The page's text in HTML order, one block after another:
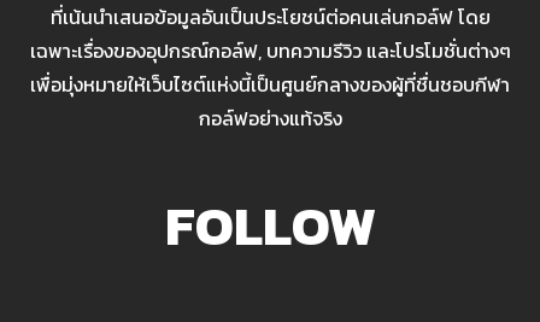
ที่เน้นนำเสนอข้อมูลอันเป็นประโยชน์ต่อคนเล่นกอล์ฟ โดย
เฉพาะเรื่องของอุปกรณ์กอล์ฟ, บทความรีวิว และโปรโมชั่นต่างๆ
เพื่อมุ่งหมายให้เว็บไซต์แห่งนี้เป็นศูนย์กลางของผู้ที่ชื่นชอบกีฬา
กอล์ฟอย่างแท้จริง
FOLLOW